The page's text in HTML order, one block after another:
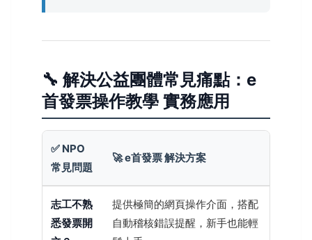
🔧 解決公益團體常見痛點：e
首發票操作教學 實務應用
✅ NPO
常見問題
🚀 e首發票 解決方案
志工不熟
悉發票開
提供極簡的網頁操作介面，搭配
自動稽核錯誤提醒，新手也能輕